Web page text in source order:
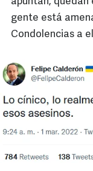
gente está
Condolencias a